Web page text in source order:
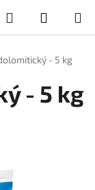
Hledat
KOŠÍK
- 5 kg
- 5 kg